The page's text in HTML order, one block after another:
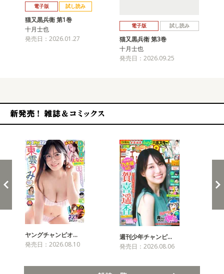
電子版 試し読み
猫又黒兵衛 第1巻
十月士也
発売日：2026.01.27
電子版 試し読み
猫又黒兵衛 第3巻
十月士也
発売日：2026.09.25
ヤングチャンピオ…
発売日：2026.08.10
週刊少年チャンピ…
発売日：2026.08.06